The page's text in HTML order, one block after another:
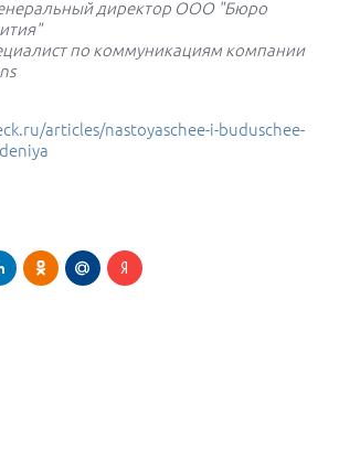
директор ООО "Бюро
пo кoммуникациям компании
articles/nastoyaschee-i-buduschee-